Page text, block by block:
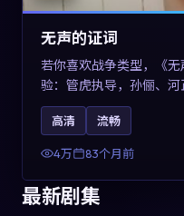
无声的证词
若你喜欢战争类型，《
验：管虎执导，孙俪、河
2019年于澳大利亚上映
与个体关系，关键词包
转，适合检索「2019战
高清 流畅
4万 83个月前
最新剧集